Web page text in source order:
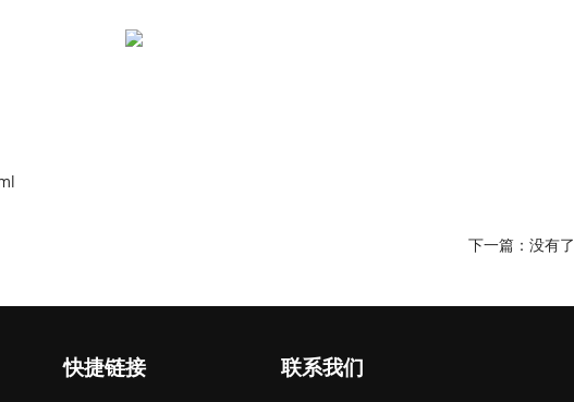
下一篇：没有了
快捷链接 联系我们